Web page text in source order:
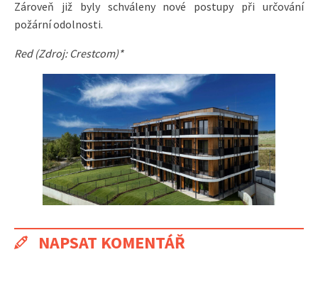
Zároveň již byly schváleny nové postupy při určování
požární odolnosti.
Red (Zdroj: Crestcom)*
NAPSAT KOMENTÁŘ